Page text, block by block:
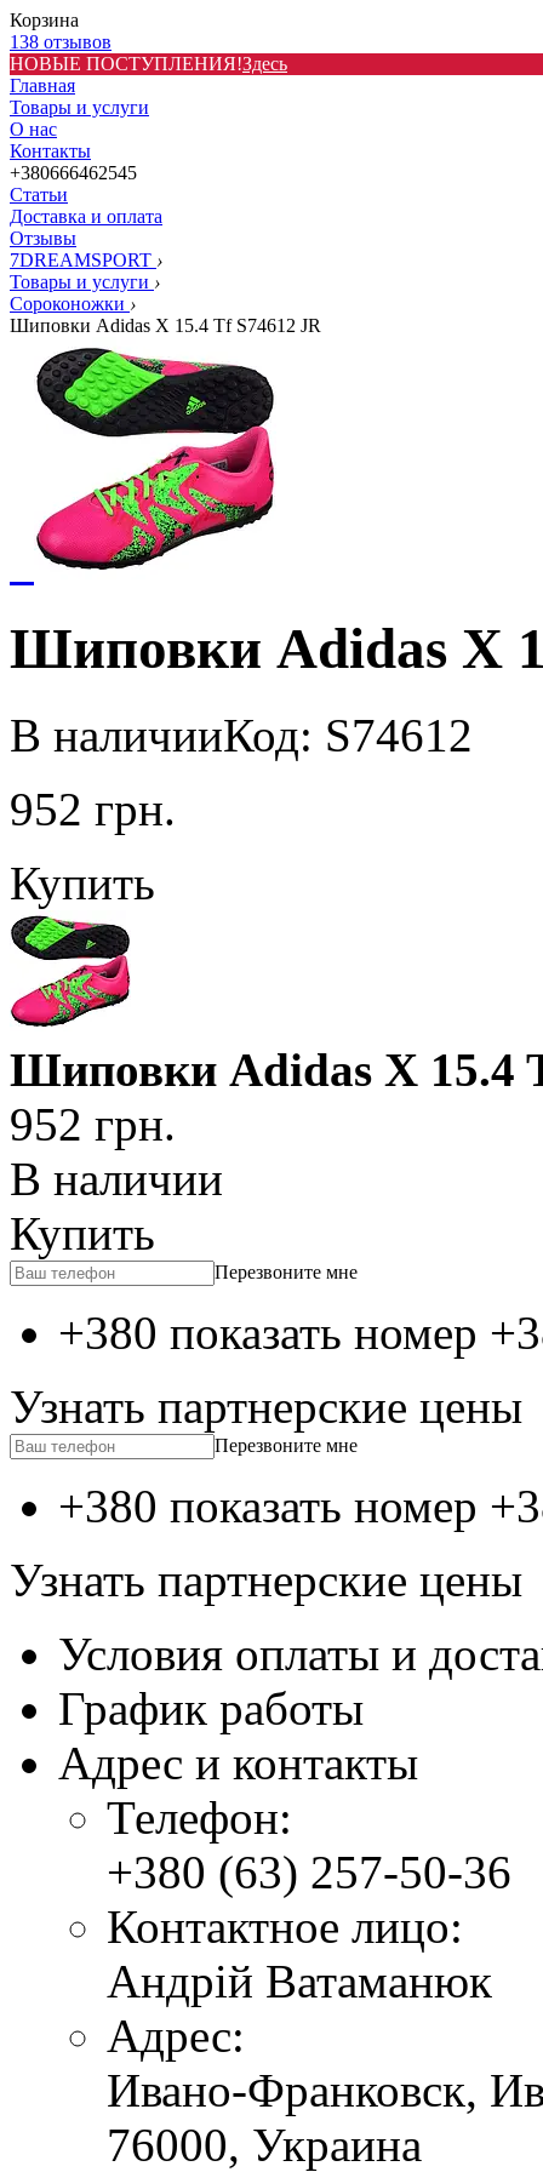
Корзина
138 отзывов
НОВЫЕ ПОСТУПЛЕНИЯ!Здесь
Главная
Товары и услуги
О нас
Контакты
+380666462545
Статьи
Доставка и оплата
Отзывы
7DREAMSPORT ›
Товары и услуги ›
Сороконожки ›
Шиповки Adidas X 15.4 Tf S74612 JR
Шиповки Adidas X
В наличииКод: S74612
952 грн.
Купить
Шиповки Adidas X 15.4
952 грн.
В наличии
Купить
Перезвоните мне
+380 показать номер
Узнать партнерские цены
Перезвоните мне
+380 показать номер
Узнать партнерские цены
Условия оплаты и
График работы
Адрес и контакты
Телефон:
+380 (63) 257-50-36
Контактное лицо:
Андрій Ватаманюк
Адрес:
Ивано-Франковск,
76000, Украина